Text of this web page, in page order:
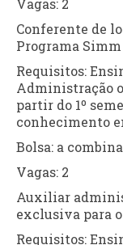
Conferente de
Programa
Requisitos:
Administração
partir do 1º
conhecimento
Bolsa: a
Vagas: 2
Auxiliar
exclusiva para
Requisitos: